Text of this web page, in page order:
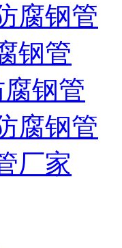
腐钢管
钢管
腐钢管
腐钢管
厂家